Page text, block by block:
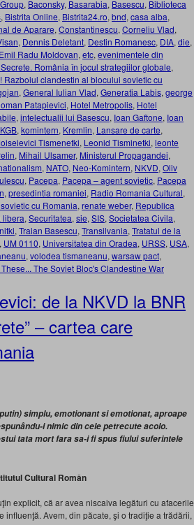
, Baconsky, Basarabia, Basescu, Biblioteca
, Bistrita Online, Bistrita24.ro, bnd, casa alba,
de Aparare, Constantinescu, Corneliu Vlad,
, Dennis Deletant, Destin Romanesc, DIA, die,
Emil Radu Moldovan, etc, evenimentele din
România în jocul strategiilor globale,
Razboiul clandestin al blocului sovietic cu
, General Iulian Vlad, Generatia Labis, george
Patapievici, Hotel Metropolis, Hotel
, intelectualii lui Basescu, Ioan Gaftone, Ioan
KGB, komintern, Kremlin, Lansare de carte,
Tismenetki, Leonid Tisminetki, leonte
, Mihail Ulsamer, Ministerul Propagandei,
, NATO, Neo-Komintern, NKVD, Oliv
, Pacepa, Pacepa – agent sovietic, Pacepa
, presedintia romaniei, Radio Romania Cultural,
cu Romania, renate weber, Republica
libera, Securitatea, sie, SIS, Societatea Civila,
, Traian Basescu, Transilvania, Tratatul de la
, UM 0110, Universitatea din Oradea, URSS, USA,
, volodea tismaneanu, warsaw pact,
The Soviet Bloc's Clandestine War
de la NKVD la BNR
– cartea care
simplu, emotionant si emotionat, aproape
i nimic din cele petrecute acolo.
tata mort fara sa-i fi spus fiului suferintele
Cultural Român
ex­plicit, că ar avea niscaiva legături cu afacerile
Avem, din păcate, şi o tradiţie a trădării,